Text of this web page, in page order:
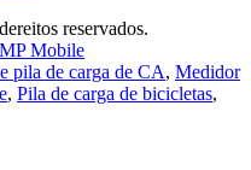
reservados.
Mobile
pila de carga de CA, Medidor
, Pila de carga de bicicletas,